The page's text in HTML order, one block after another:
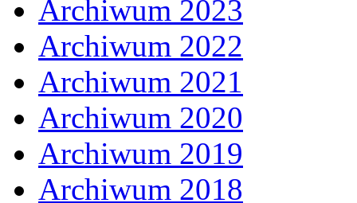
Archiwum 2023
Archiwum 2022
Archiwum 2021
Archiwum 2020
Archiwum 2019
Archiwum 2018